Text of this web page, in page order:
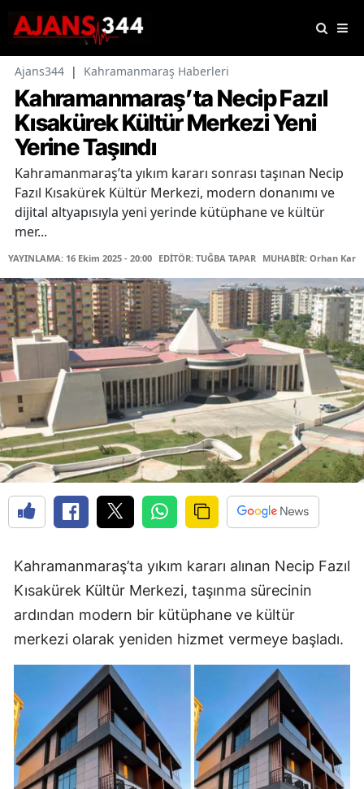
Ajans344 | Kahramanmaraş Haberleri
Kahramanmaraş’ta Necip Fazıl
Kısakürek Kültür Merkezi Yeni
Yerine Taşındı
Kahramanmaraş’ta yıkım kararı sonrası taşınan Necip
Fazıl Kısakürek Kültür Merkezi, modern donanımı ve
dijital altyapısıyla yeni yerinde kütüphane ve kültür
mer...
YAYINLAMA: 16 Ekim 2025 - 20:00 EDİTÖR: TUĞBA TAPAR MUHABİR: Orhan
Kahramanmaraş’ta yıkım kararı alınan Necip Fazıl
Kısakürek Kültür Merkezi, taşınma sürecinin
ardından modern bir kütüphane ve kültür
merkezi olarak yeniden hizmet vermeye başladı.